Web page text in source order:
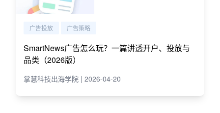
广告投放 广告策略
SmartNews广告怎么玩？一篇讲透开户、投放与
品类（2026版）
掌慧科技出海学院 | 2026-04-20